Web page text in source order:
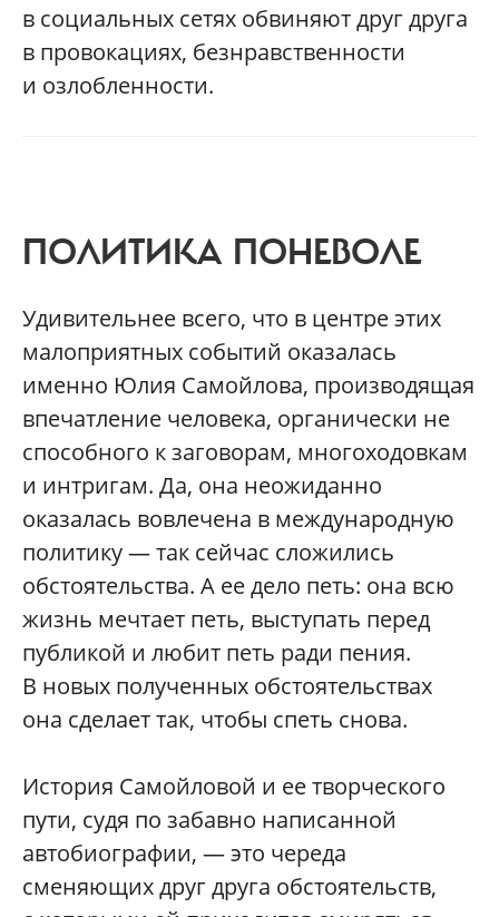
в социальных сетях обвиняют друг друга
в провокациях, безнравственности
и озлобленности.
ПОЛИТИКА ПОНЕВОЛЕ
Удивительнее всего, что в центре этих
малоприятных событий оказалась
именно Юлия Самойлова, производящая
впечатление человека, органически не
способного к заговорам, многоходовкам
и интригам. Да, она неожиданно
оказалась вовлечена в международную
политику — так сейчас сложились
обстоятельства. А ее дело петь: она всю
жизнь мечтает петь, выступать перед
публикой и любит петь ради пения.
В новых полученных обстоятельствах
она сделает так, чтобы спеть снова.
История Самойловой и ее творческого
пути, судя по забавно написанной
автобиографии, — это череда
сменяющих друг друга обстоятельств,